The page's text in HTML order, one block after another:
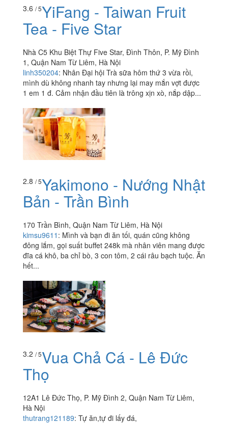
3.6 / 5YiFang - Taiwan Fruit
Tea - Five Star
Nhà C5 Khu Biệt Thự Five Star, Đình Thôn, P. Mỹ Đình
1, Quận Nam Từ Liêm, Hà Nội
linh350204: Nhân Đại hội Trà sữa hôm thứ 3 vừa rồi,
mình dù không nhanh tay nhưng lại may mắn vợt được
1 em 1 đ. Cảm nhận đầu tiên là trông xịn xò, nắp dập...
2.8 / 5Yakimono - Nướng Nhật
Bản - Trần Bình
170 Trần Bình, Quận Nam Từ Liêm, Hà Nội
kimsu9611 : Mình và bạn đi ăn tối, quán cũng không
đông lắm, gọi suất buffet 248k mà nhân viên mang được
đĩa cá khô, ba chỉ bò, 3 con tôm, 2 cái râu bạch tuộc. Ăn
hết...
3.2 / 5Vua Chả Cá - Lê Đức
Thọ
12A1 Lê Đức Thọ, P. Mỹ Đình 2, Quận Nam Từ Liêm,
Hà Nội
thutrang121189: Tự ăn,tự đi lấy đá,